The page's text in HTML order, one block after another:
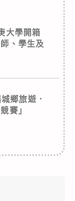
大學開箱
、學生及
鄉旅遊．
賽」